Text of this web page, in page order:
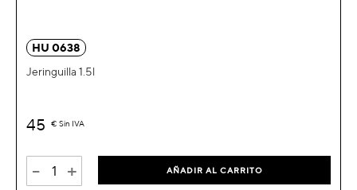
HU 0638
Jeringuilla 1.5l
45 € Sin IVA
- + AÑADIR AL CARRITO